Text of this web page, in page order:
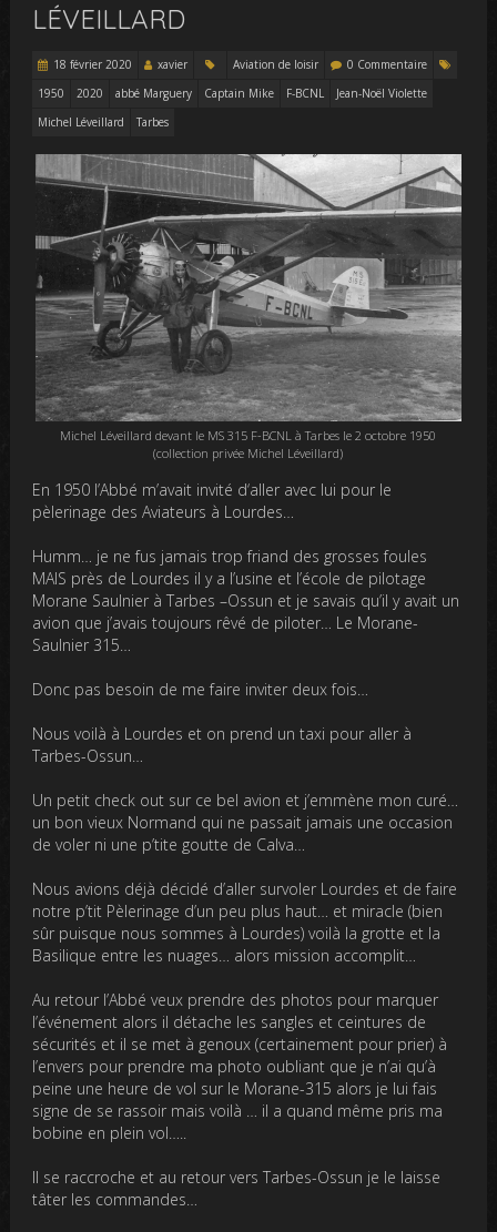
LÉVEILLARD
18 février 2020 xavier Aviation de loisir
0 Commentaire
1950
2020 abbé Marguery Captain Mike F-BCNL
Jean-Noël Violette
Michel Léveillard
Tarbes
Michel Léveillard devant le MS 315 F-BCNL à Tarbes le 2 octobre 1950
(collection privée Michel Léveillard)
En 1950 l’Abbé m’avait invité d‘aller avec lui pour le
pèlerinage des Aviateurs à Lourdes…
Humm… je ne fus jamais trop friand des grosses foules
MAIS près de Lourdes il y a l’usine et l’école de pilotage
Morane Saulnier à Tarbes –Ossun et je savais qu’il y avait un
avion que j’avais toujours rêvé de piloter… Le Morane-
Saulnier 315…
Donc pas besoin de me faire inviter deux fois…
Nous voilà à Lourdes et on prend un taxi pour aller à
Tarbes-Ossun…
Un petit check out sur ce bel avion et j’emmène mon curé…
un bon vieux Normand qui ne passait jamais une occasion
de voler ni une p’tite goutte de Calva…
Nous avions déjà décidé d’aller survoler Lourdes et de faire
notre p’tit Pèlerinage d’un peu plus haut… et miracle (bien
sûr puisque nous sommes à Lourdes) voilà la grotte et la
Basilique entre les nuages… alors mission accomplit…
Au retour l’Abbé veux prendre des photos pour marquer
l’événement alors il détache les sangles et ceintures de
sécurités et il se met à genoux (certainement pour prier) à
l’envers pour prendre ma photo oubliant que je n’ai qu’à
peine une heure de vol sur le Morane-315 alors je lui fais
signe de se rassoir mais voilà … il a quand même pris ma
bobine en plein vol…..
Il se raccroche et au retour vers Tarbes-Ossun je le laisse
tâter les commandes…